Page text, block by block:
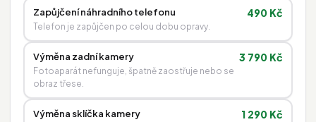
Zapůjčení náhradního telefonu
Telefon je zapůjčen po celou dobu opravy.
490 Kč
Výměna zadní kamery
Fotoaparát nefunguje, špatně zaostřuje nebo se
obraz třese.
3 790 Kč
Výměna sklíčka kamery 1 290 Kč